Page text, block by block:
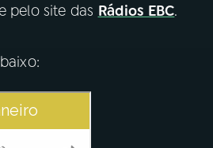
pelo site das Rádios EBC.